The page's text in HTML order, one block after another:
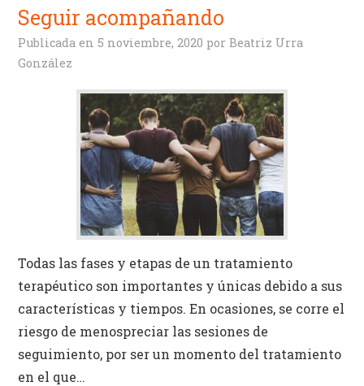
Bullying
Infancia
Familia en conflicto
Conductas disruptivas
Identidad
Actividades Campus
Seguir acompañando
Publicada en 5 noviembre, 2020 porBeatriz Urra
González
Todas las fases y etapas de un tratamiento
terapéutico son importantes y únicas debido a sus
características y tiempos. En ocasiones, se corre el
riesgo de menospreciar las sesiones de
seguimiento, por ser un momento del tratamiento
en el que…